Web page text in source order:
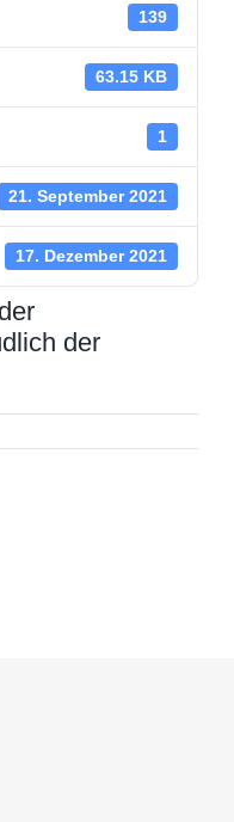
139
63.15 KB
1
21. September 2021
17. Dezember 2021
der